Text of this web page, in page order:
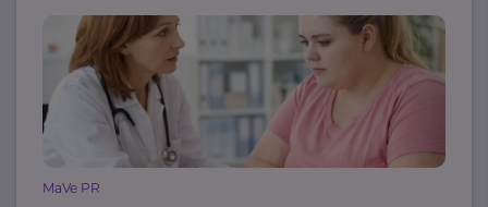
MaVe PR